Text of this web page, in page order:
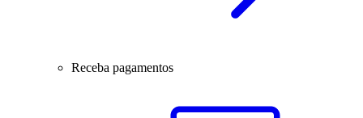
Receba pagamentos